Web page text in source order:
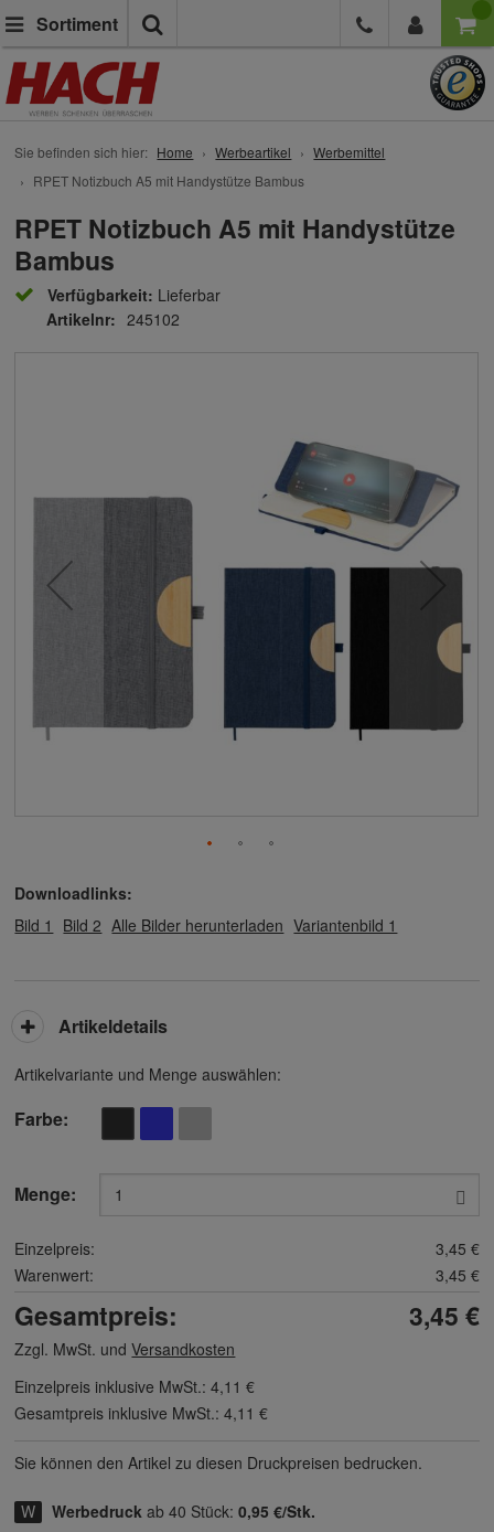
Sortiment
Sie befinden sich hier: Home Werbeartikel
Werbemittel
RPET Notizbuch A5 mit Handystütze Bambus
RPET Notizbuch A5 mit Handystütze
Bambus
Verfügbarkeit: Lieferbar
Artikelnr: 245102
Downloadlinks:
Bild 1
Bild 2 Alle Bilder herunterladen Variantenbild 1
Artikelvariante und Menge auswählen:
Farbe
Menge:
Einzelpreis:
3,45 €
Warenwert:
3,45 €
Gesamtpreis: 3,45 €
Zzgl. MwSt. undVersandkosten
Einzelpreis inklusive MwSt.:4,11 €
Gesamtpreis inklusive MwSt.:4,11 €
Sie können den Artikel zu diesen Druck­preisen bedrucken.
Werbedruck ab 40 Stück:0,95 €/Stk.
Artikeldetails